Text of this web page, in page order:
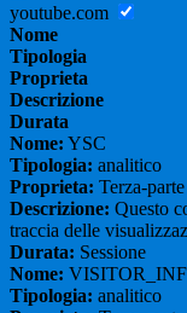
youtube.com
Nome
Tipologia
Proprieta
Descrizione
Durata
Nome: YSC
Tipologia: analitico
Proprieta: Terza-parte
Descrizione: Questo
traccia delle
Durata: Sessione
Nome:
Tipologia: analitico